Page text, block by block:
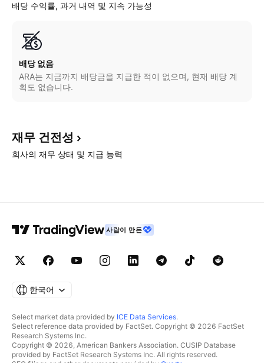
배당 수익률, 과거 내역 및 지속 가능성
배당 없음
ARA는 지금까지 배당금을 지급한 적이 없으며, 현재 배당 계
획도 없습니다.
재무 건전성
회사의 재무 상태 및 지급 능력
사람이 만든
한국어
Select market data provided by ICE Data Services.
Select reference data provided by FactSet. Copyright © 2026 FactSet
Research Systems Inc.
Copyright © 2026, American Bankers Association. CUSIP Database
provided by FactSet Research Systems Inc. All rights reserved.